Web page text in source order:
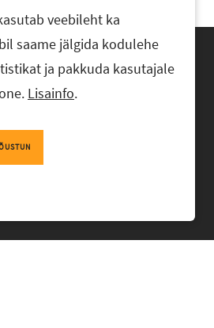
,rask@rask.ee
veebileht ka
saame jälgida kodulehe
ja pakkuda kasutajale
Lisainfo.